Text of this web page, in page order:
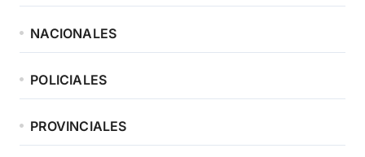
NACIONALES
POLICIALES
PROVINCIALES